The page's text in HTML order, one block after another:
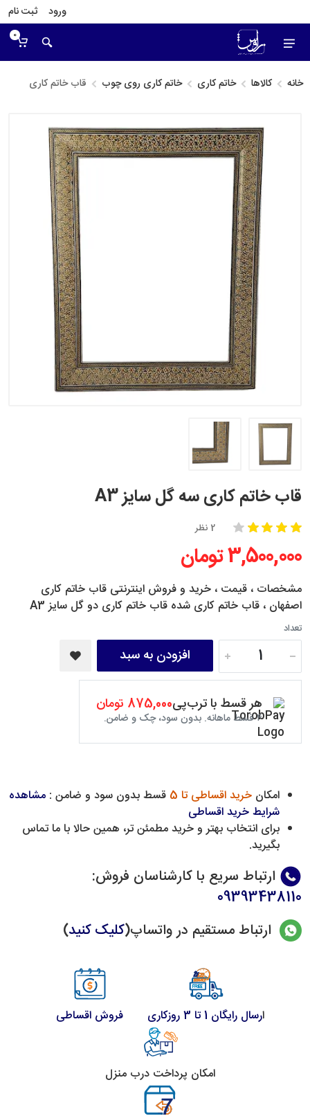
ورود ثبت نام
0
خانه کالاها خاتم کاری خاتم کاری روی چوب قاب خاتم کاری
قاب خاتم کاری سه گل سایز A3
2 نظر
3,500,000 تومان
مشخصات ، قیمت ، خرید و فروش اینترنتی قاب خاتم کاری
اصفهان ، قاب خاتم کاری شده قاب خاتم کاری دو گل سایز A3
تعداد
افزودن به سبد
هر قسط با ترب‌پی875,000 تومان
۴ قسط ماهانه. بدون سود، چک و ضامن.
امکان خرید اقساطی تا 5 قسط بدون سود و ضامن : مشاهده
شرایط خرید اقساطی
برای انتخاب بهتر و خرید مطمئن تر، همین حالا با ما تماس
بگیرید.
ارتباط سریع با کارشناسان فروش:
09393438110
ارتباط مستقیم در واتساپ(کلیک کنید)
ارسال رایگان 1 تا 3 روزکاری فروش اقساطی
امکان پرداخت درب منزل